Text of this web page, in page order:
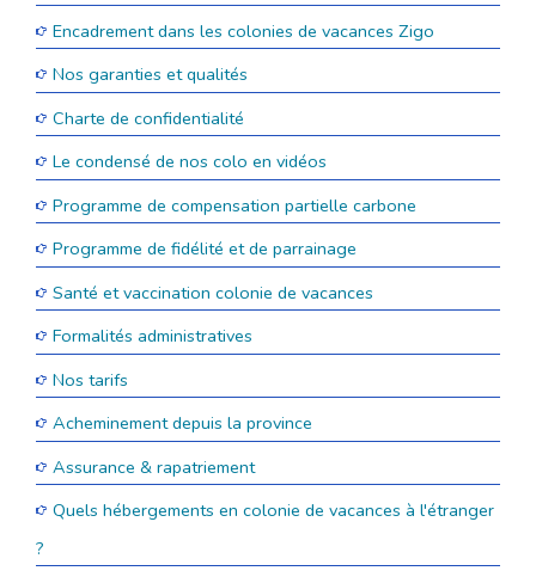
Encadrement dans les colonies de vacances Zigo
Nos garanties et qualités
Charte de confidentialité
Le condensé de nos colo en vidéos
Programme de compensation partielle carbone
Programme de fidélité et de parrainage
Santé et vaccination colonie de vacances
Formalités administratives
Nos tarifs
Acheminement depuis la province
Assurance & rapatriement
Quels hébergements en colonie de vacances à l'étranger
?